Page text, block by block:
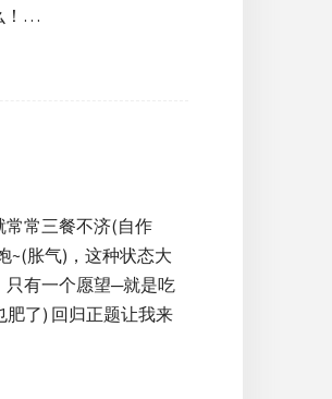
！…
常常三餐不济(自作
~(胀气)，这种状态大
只有一个愿望─就是吃
了) 回归正题让我来